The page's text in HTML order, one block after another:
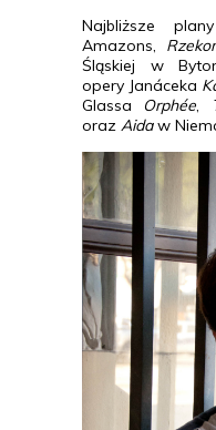
Najbliższe
Amazons,
Śląskiej w
opery Janáceka
Glassa Orphée,
oraz Aidaw